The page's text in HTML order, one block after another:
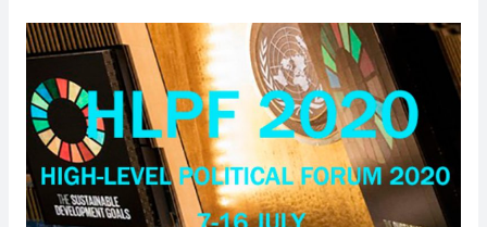
Transparência
Integridade
participa
High-
Level